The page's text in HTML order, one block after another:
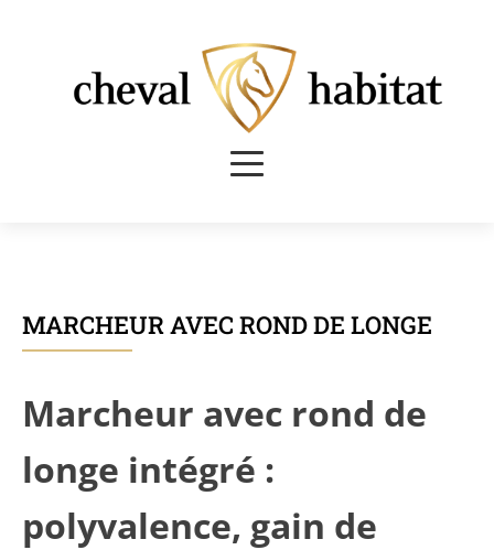
MARCHEUR AVEC ROND DE LONGE
Marcheur avec rond de
longe intégré :
polyvalence, gain de